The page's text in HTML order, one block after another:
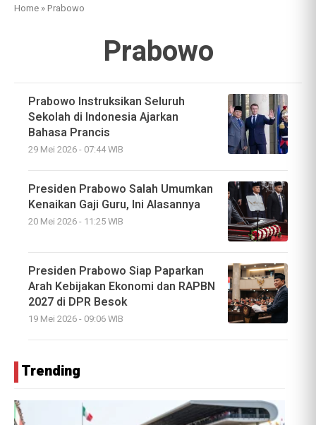
Home »Prabowo
Prabowo
Prabowo Instruksikan Seluruh
Sekolah di Indonesia Ajarkan
Bahasa Prancis
29 Mei 2026 - 07:44 WIB
Presiden Prabowo Salah Umumkan
Kenaikan Gaji Guru, Ini Alasannya
20 Mei 2026 - 11:25 WIB
Presiden Prabowo Siap Paparkan
Arah Kebijakan Ekonomi dan RAPBN
2027 di DPR Besok
19 Mei 2026 - 09:06 WIB
Trending